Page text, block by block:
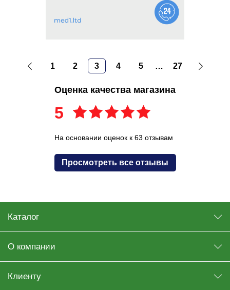
1 2 3 4 5 … 27
Оценка качества магазина
5
На основании оценок к 63 отзывам
Просмотреть все отзывы
Каталог
О компании
Клиенту